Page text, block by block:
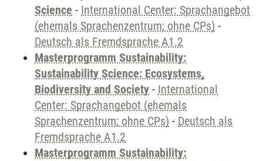
Science - International Center: Sprachangebot
(ehemals Sprachenzentrum; ohne CPs) -
Deutsch als Fremdsprache A1.2
Masterprogramm Sustainability:
Sustainability Science: Ecosystems,
Biodiversity and Society - International
Center: Sprachangebot (ehemals
Sprachenzentrum; ohne CPs) - Deutsch als
Fremdsprache A1.2
Masterprogramm Sustainability: